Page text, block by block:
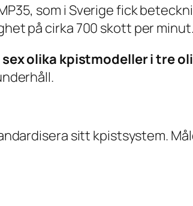
som i Sverige fick
på cirka 700 skott per minut.
sex olika kpistmodeller i tre
sitt kpistsystem.